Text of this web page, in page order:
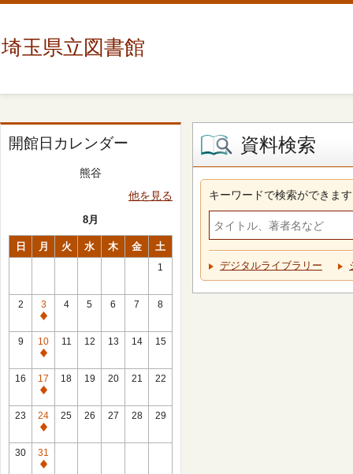
埼玉県立図書館
開館日カレンダー
熊谷
他を見る
8月
日 月 火 水 木 金 土
1
2
3
休
館
日
4 5 6 7 8
9
10
休
館
日
11 12 13 14 15
16
17
休
館
日
18 19 20 21 22
23
24
休
館
日
25 26 27 28 29
30
31
休
資料検索
キーワードで検索ができます
デジタルライブラリー